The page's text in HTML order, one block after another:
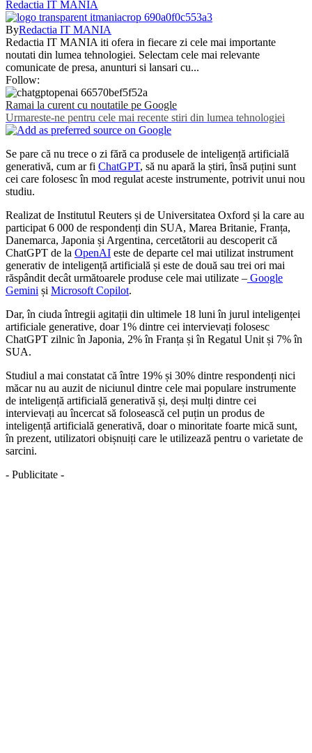
Redactia IT MANIA
ByRedactia IT MANIA
Redactia IT MANIA iti ofera in fiecare zi cele mai importante
noutati din lumea tehnologiei. Selectam cele mai relevante
comunicate de presa, anunturi si lansari cu...
Follow:
Ramai la curent cu noutatile pe Google
Urmareste-ne pentru cele mai recente stiri din lumea tehnologiei
Se pare că nu trece o zi fără ca produsele de inteligență artificială
generativă, cum ar fi ChatGPT, să nu apară la știri, însă puțini sunt
cei care folosesc în mod regulat aceste instrumente, potrivit unui nou
studiu.
Realizat de Institutul Reuters și de Universitatea Oxford și la care au
participat 6 000 de respondenți din SUA, Marea Britanie, Franța,
Danemarca, Japonia și Argentina, cercetătorii au descoperit că
ChatGPT de la OpenAI este de departe cel mai utilizat instrument
generativ de inteligență artificială și este de două sau trei ori mai
răspândit decât următoarele produse cele mai utilizate – Google
Gemini și Microsoft Copilot.
Dar, în ciuda întregii agitații din ultimele 18 luni în jurul inteligenței
artificiale generative, doar 1% dintre cei intervievați folosesc
ChatGPT zilnic în Japonia, 2% în Franța și în Regatul Unit și 7% în
SUA.
Studiul a mai constatat că între 19% și 30% dintre respondenți nici
măcar nu au auzit de niciunul dintre cele mai populare instrumente
de inteligență artificială generativă și, deși mulți dintre cei
intervievați au încercat să folosească cel puțin un produs de
inteligență artificială generativă, doar o minoritate foarte mică sunt,
în prezent, utilizatori obișnuiți care le utilizează pentru o varietate de
sarcini.
- Publicitate -